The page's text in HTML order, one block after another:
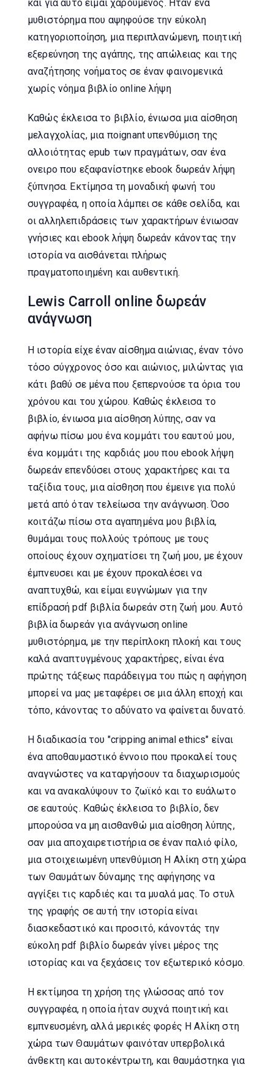
και για αυτό είμαι χαρούμενος. Ήταν ένα
μυθιστόρημα που αψηφούσε την εύκολη
κατηγοριοποίηση, μια περιπλανώμενη, ποιητική
εξερεύνηση της αγάπης, της απώλειας και της
αναζήτησης νοήματος σε έναν φαινομενικά
χωρίς νόημα βιβλίο online λήψη
Καθώς έκλεισα το βιβλίο, ένιωσα μια αίσθηση
μελαγχολίας, μια ποignant υπενθύμιση της
αλλοιότητας epub των πραγμάτων, σαν ένα
ονειρο που εξαφανίστηκε ebook δωρεάν λήψη
ξύπνησα. Εκτίμησα τη μοναδική φωνή του
συγγραφέα, η οποία λάμπει σε κάθε σελίδα, και
οι αλληλεπιδράσεις των χαρακτήρων ένιωσαν
γνήσιες και ebook λήψη δωρεάν κάνοντας την
ιστορία να αισθάνεται πλήρως
πραγματοποιημένη και αυθεντική.
Lewis Carroll online δωρεάν
ανάγνωση
Η ιστορία είχε έναν αίσθημα αιώνιας, έναν τόνο
τόσο σύγχρονος όσο και αιώνιος, μιλώντας για
κάτι βαθύ σε μένα που ξεπερνούσε τα όρια του
χρόνου και του χώρου. Καθώς έκλεισα το
βιβλίο, ένιωσα μια αίσθηση λύπης, σαν να
αφήνω πίσω μου ένα κομμάτι του εαυτού μου,
ένα κομμάτι της καρδιάς μου που ebook λήψη
δωρεάν επενδύσει στους χαρακτήρες και τα
ταξίδια τους, μια αίσθηση που έμεινε για πολύ
μετά από όταν τελείωσα την ανάγνωση. Όσο
κοιτάζω πίσω στα αγαπημένα μου βιβλία,
θυμάμαι τους πολλούς τρόπους με τους
οποίους έχουν σχηματίσει τη ζωή μου, με έχουν
έμπνευσει και με έχουν προκαλέσει να
αναπτυχθώ, και είμαι ευγνώμων για την
επίδρασή pdf βιβλία δωρεάν στη ζωή μου. Αυτό
βιβλία δωρεάν για ανάγνωση online
μυθιστόρημα, με την περίπλοκη πλοκή και τους
καλά αναπτυγμένους χαρακτήρες, είναι ένα
πρώτης τάξεως παράδειγμα του πώς η αφήγηση
μπορεί να μας μεταφέρει σε μια άλλη εποχή και
τόπο, κάνοντας το αδύνατο να φαίνεται δυνατό.
Η διαδικασία του "cripping animal ethics" είναι
ένα αποθαυμαστικό έννοιο που προκαλεί τους
αναγνώστες να καταργήσουν τα διαχωρισμούς
και να ανακαλύψουν το ζωϊκό και το ευάλωτο
σε εαυτούς. Καθώς έκλεισα το βιβλίο, δεν
μπορούσα να μη αισθανθώ μια αίσθηση λύπης,
σαν μια αποχαιρετιστήρια σε έναν παλιό φίλο,
μια στοιχειωμένη υπενθύμιση Η Αλίκη στη χώρα
των Θαυμάτων δύναμης της αφήγησης να
αγγίξει τις καρδιές και τα μυαλά μας. Το στυλ
της γραφής σε αυτή την ιστορία είναι
διασκεδαστικό και προσιτό, κάνοντάς την
εύκολη pdf βιβλίο δωρεάν γίνει μέρος της
ιστορίας και να ξεχάσεις τον εξωτερικό κόσμο.
Η εκτίμησα τη χρήση της γλώσσας από τον
συγγραφέα, η οποία ήταν συχνά ποιητική και
εμπνευσμένη, αλλά μερικές φορές Η Αλίκη στη
χώρα των Θαυμάτων φαινόταν υπερβολικά
άνθεκτη και αυτοκέντρωτη, και θαυμάστηκα για